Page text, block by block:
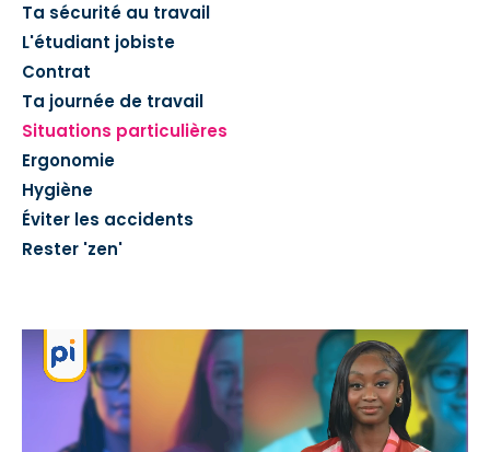
Ta sécurité au travail
L'étudiant jobiste
Contrat
Ta journée de travail
Situations particulières
Ergonomie
Hygiène
Éviter les accidents
Rester 'zen'